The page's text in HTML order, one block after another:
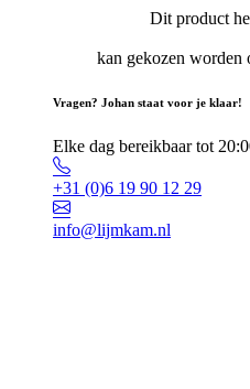
Dit product
kan gekozen worden
Vragen? Johan staat voor je klaar!
Elke dag bereikbaar tot
+31 (0)6 19 90 12 29
info@lijmkam.nl